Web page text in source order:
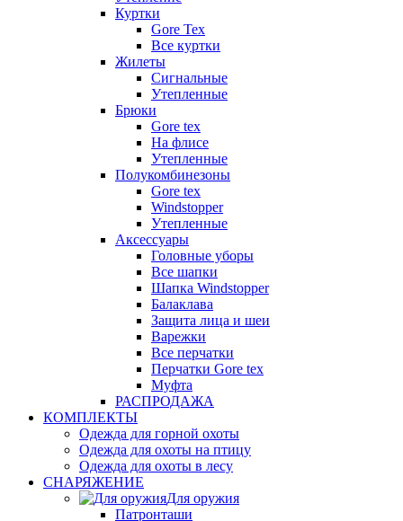
Куртки
Gore Tex
Все куртки
Жилеты
Сигнальные
Утепленные
Брюки
Gore tex
На флисе
Утепленные
Полукомбинезоны
Gore tex
Windstopper
Утепленные
Аксессуары
Головные уборы
Все шапки
Шапка Windstopper
Балаклава
Защита лица и шеи
Варежки
Все перчатки
Перчатки Gore tex
Муфта
РАСПРОДАЖА
КОМПЛЕКТЫ
Одежда для горной охоты
Одежда для охоты на птицу
Одежда для охоты в лесу
СНАРЯЖЕНИЕ
Для оружия
Патронташи